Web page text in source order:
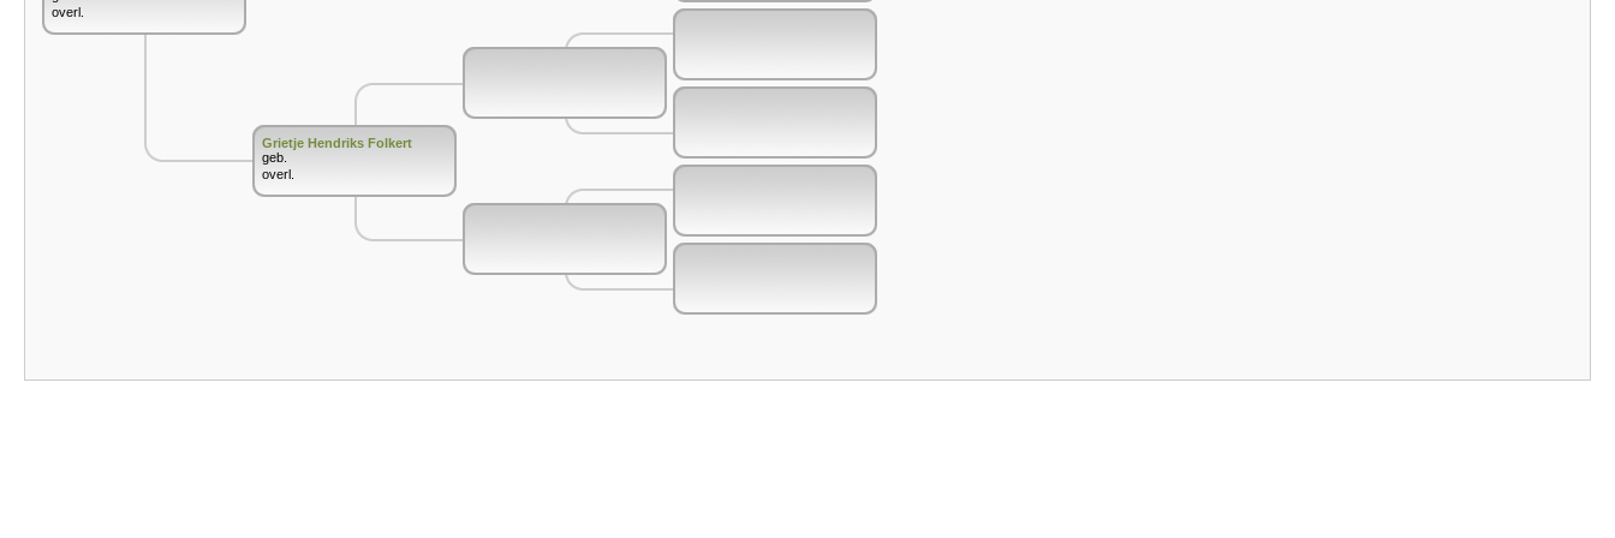
overl.
Grietje Hendriks Folkert
geb.
overl.